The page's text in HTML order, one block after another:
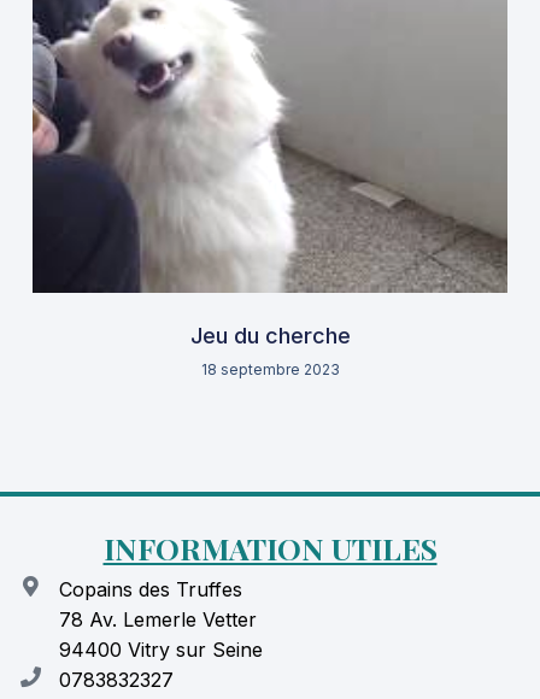
Jeu du cherche
18 septembre 2023
INFORMATION UTILES
Copains des Truffes
78 Av. Lemerle Vetter
94400 Vitry sur Seine
0783832327